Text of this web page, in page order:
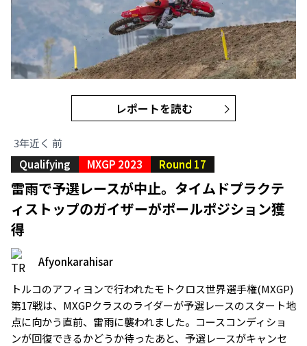
レポートを読む
3年近く 前
Qualifying
MXGP 2023 Round 17
雷雨で予選レースが中止。タイムドプラクテ
ィストップのガイザーがポールポジション獲
得
Afyonkarahisar
トルコのアフィヨンで行われたモトクロス世界選手権(MXGP)
第17戦は、MXGPクラスのライダーが予選レースのスタート地
点に向かう直前、雷雨に襲われました。コースコンディショ
ンが回復できるかどうか待ったあと、予選レースがキャンセ